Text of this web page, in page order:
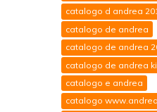
catalogo d andrea
catalogo de andrea
catalogo de andrea
catalogo de andrea
catalogo e andrea
catalogo